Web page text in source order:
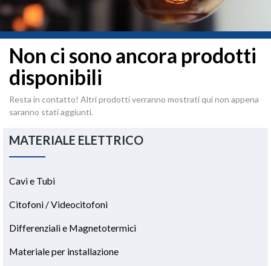
MATERIALE ELETTRICO
Cavi e Tubi
Citofoni / Videocitofoni
Differenziali e Magnetotermici
Materiale per installazione
Non ci sono ancora prodotti
disponibili
Resta in contatto! Altri prodotti verranno mostrati qui non appena
saranno stati aggiunti.